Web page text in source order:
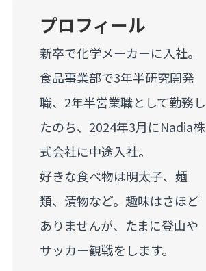
プロフィール
新卒で化学メーカーに入社。
食品事業部で3年半研究開発
職、2年半営業職として勤務し
たのち、2024年3月にNadia株
式会社に中途入社。
好きな食べ物は明太子、麺
類、漬物など。趣味はさほど
ありませんが、たまに登山や
サッカー観戦をします。